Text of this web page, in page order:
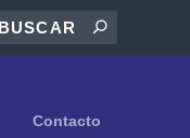
Contacto